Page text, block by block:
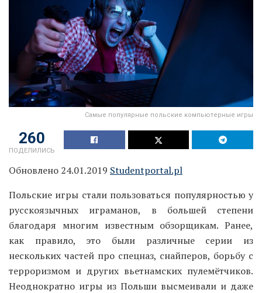
Самые популярные польские компьютерные игры
260
ПОДЕЛИЛИСЬ
Обновлено 24.01.2019 Studentportal.pl
Польские игры стали пользоваться популярностью у
русскоязычных играманов, в большей степени
благодаря многим известным обзорщикам. Ранее,
как правило, это были различные серии из
нескольких частей про спецназ, снайперов, борьбу с
терроризмом и других вьетнамских пулемётчиков.
Неоднократно игры из Польши высмеивали и даже